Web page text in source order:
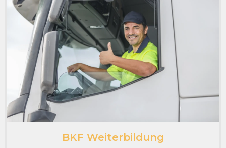
BKF Weiterbildung